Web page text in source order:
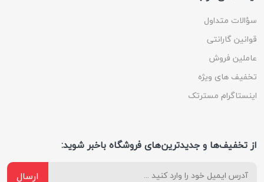
سؤالات متداول
قوانین گارانتی
عاملین فروش
تخفیف های ویژه
اینستاگرام مسترتک
از تخفیف‌ها و جدیدترین‌های فروشگاه باخبر شوید:
ارسال